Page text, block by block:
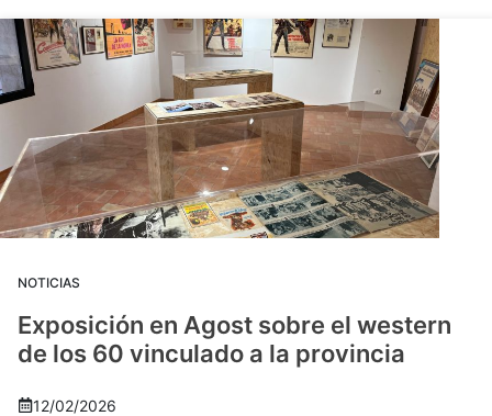
NOTICIAS
Exposición en Agost sobre el western
de los 60 vinculado a la provincia
12/02/2026